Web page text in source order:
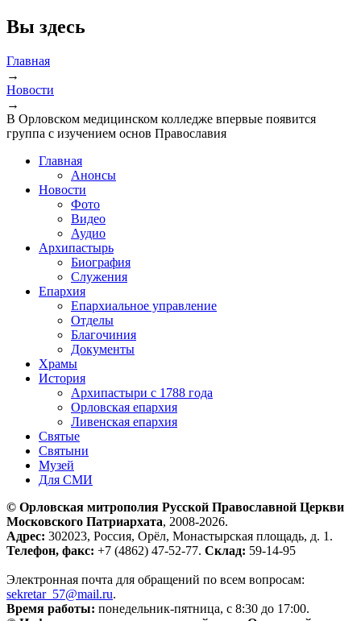
Вы здесь
Главная
→
Новости
→
В Орловском медицинском колледже впервые появится
группа с изучением основ Православия
Главная
Анонсы
Новости
Фото
Видео
Аудио
Архипастырь
Биография
Служения
Епархия
Епархиальное управление
Отделы
Благочиния
Документы
Храмы
История
Архипастыри с 1788 года
Орловская епархия
Ливенская епархия
Святые
Святыни
Музей
Для СМИ
© Орловская митрополия Русской Православной Церкви
Московского Патриархата, 2008-2026.
Адрес: 302023, Россия, Орёл, Монастырская площадь, д. 1.
Телефон, факс: +7 (4862) 47-52-77. Склад: 59-14-95
Электронная почта для обращений по всем вопросам:
sekretar_57@mail.ru.
Время работы: понедельник-пятница, с 8:30 до 17:00.